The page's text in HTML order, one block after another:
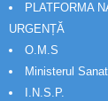
PLATFORMA
URGENȚĂ
O.M.S
Ministerul
I.N.S.P.